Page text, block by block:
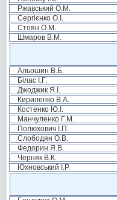
Ржавський О.М.
Сергієнко О.І.
Стоян О.М.
Шмаров В.М.
Альошин В.Б.
Білас І.Г.
Джоджик Я.І.
Кириленко В.А.
Костенко Ю.І.
Манчуленко Г.М.
Полюхович І.П.
Слободян О.В.
Федорин Я.В.
Черняк В.К.
Юхновський І.Р.